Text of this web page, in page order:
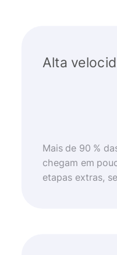
Alta
Mais de 90 %
chegam em
etapas extras,